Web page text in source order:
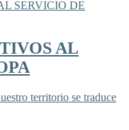
AL
territorio se traduce